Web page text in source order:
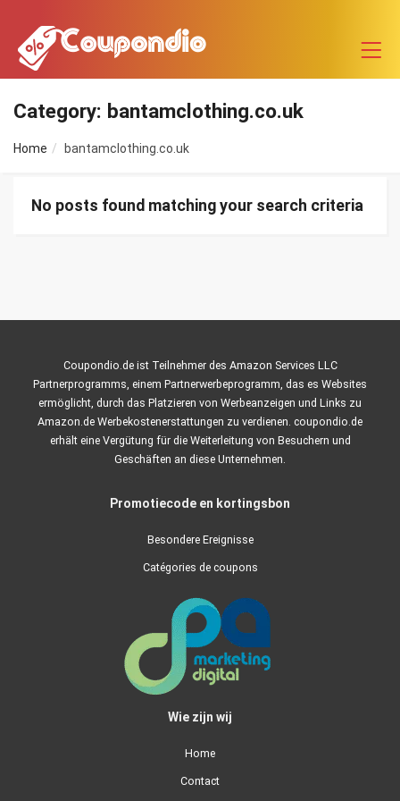
Category: bantamclothing.co.uk
Home bantamclothing.co.uk
No posts found matching your search criteria
Coupondio.de ist Teilnehmer des Amazon Services LLC
Partnerprogramms, einem Partnerwerbeprogramm, das es Websites
ermöglicht, durch das Platzieren von Werbeanzeigen und Links zu
Amazon.de Werbekostenerstattungen zu verdienen. coupondio.de
erhält eine Vergütung für die Weiterleitung von Besuchern und
Geschäften an diese Unternehmen.
Promotiecode en kortingsbon
Besondere Ereignisse
Catégories de coupons
Wie zijn wij
Home
Contact